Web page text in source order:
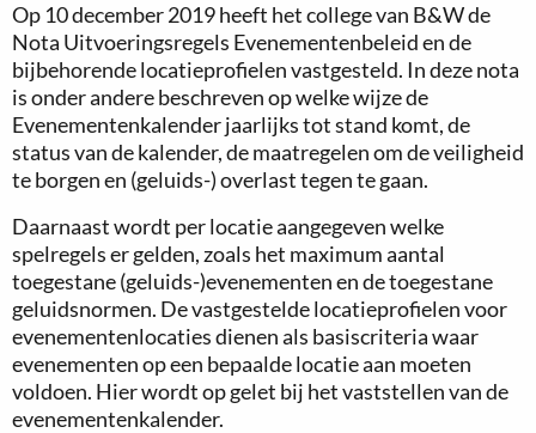
Op 10 december 2019 heeft het college van B&W de
Nota Uitvoeringsregels Evenementenbeleid en de
bijbehorende locatieprofielen vastgesteld. In deze nota
is onder andere beschreven op welke wijze de
Evenementenkalender jaarlijks tot stand komt, de
status van de kalender, de maatregelen om de veiligheid
te borgen en (geluids-) overlast tegen te gaan.
Daarnaast wordt per locatie aangegeven welke
spelregels er gelden, zoals het maximum aantal
toegestane (geluids-)evenementen en de toegestane
geluidsnormen. De vastgestelde locatieprofielen voor
evenementenlocaties dienen als basiscriteria waar
evenementen op een bepaalde locatie aan moeten
voldoen. Hier wordt op gelet bij het vaststellen van de
evenementenkalender.